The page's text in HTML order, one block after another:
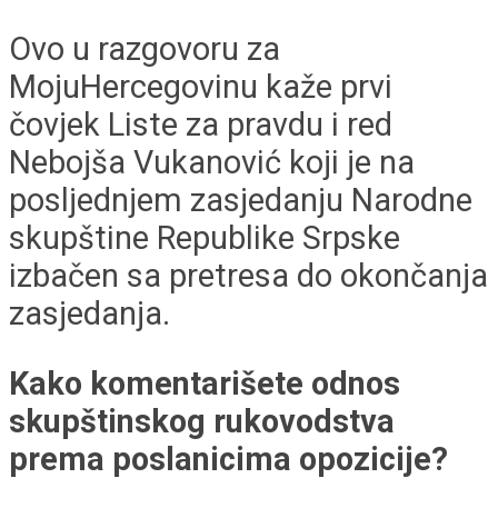
Ovo u razgovoru za
MojuHercegovinu kaže prvi
čovjek Liste za pravdu i red
Nebojša Vukanović koji je na
posljednjem zasjedanju Narodne
skupštine Republike Srpske
izbačen sa pretresa do okončanja
zasjedanja.
Kako komentarišete odnos
skupštinskog rukovodstva
prema poslanicima opozicije?